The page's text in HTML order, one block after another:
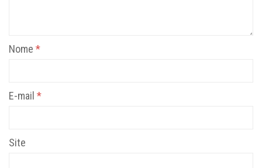
Nome *
E-mail *
Site